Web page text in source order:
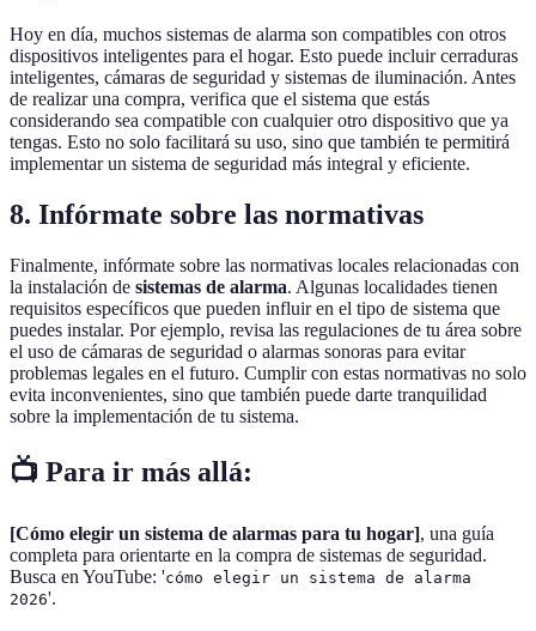
Hoy en día, muchos sistemas de alarma son compatibles con otros
dispositivos inteligentes para el hogar. Esto puede incluir cerraduras
inteligentes, cámaras de seguridad y sistemas de iluminación. Antes
de realizar una compra, verifica que el sistema que estás
considerando sea compatible con cualquier otro dispositivo que ya
tengas. Esto no solo facilitará su uso, sino que también te permitirá
implementar un sistema de seguridad más integral y eficiente.
8. Infórmate sobre las normativas
Finalmente, infórmate sobre las normativas locales relacionadas con
la instalación de sistemas de alarma. Algunas localidades tienen
requisitos específicos que pueden influir en el tipo de sistema que
puedes instalar. Por ejemplo, revisa las regulaciones de tu área sobre
el uso de cámaras de seguridad o alarmas sonoras para evitar
problemas legales en el futuro. Cumplir con estas normativas no solo
evita inconvenientes, sino que también puede darte tranquilidad
sobre la implementación de tu sistema.
📺 Para ir más allá:
[Cómo elegir un sistema de alarmas para tu hogar], una guía
completa para orientarte en la compra de sistemas de seguridad.
Busca en YouTube: 'cómo elegir un sistema de alarma
2026'.